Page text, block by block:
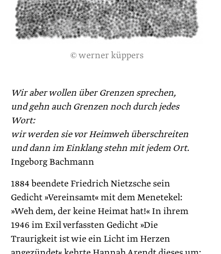
© werner küppers
Wir aber wollen über Grenzen sprechen,
und gehn auch Grenzen noch durch jedes
Wort:
wir werden sie vor Heimweh überschreiten
und dann im Einklang stehn mit jedem Ort.
Ingeborg Bachmann
1884 beendete Friedrich Nietzsche sein
Gedicht »Vereinsamt« mit dem Menetekel:
»Weh dem, der keine Heimat hat!« In ihrem
1946 im Exil verfassten Gedicht »Die
Traurigkeit ist wie ein Licht im Herzen